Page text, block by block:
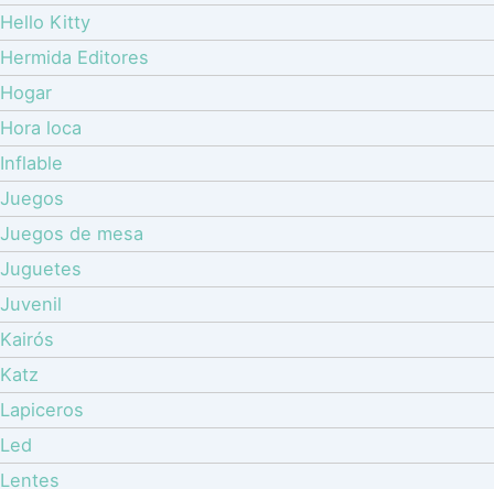
Hello Kitty
Hermida Editores
Hogar
Hora loca
Inflable
Juegos
Juegos de mesa
Juguetes
Juvenil
Kairós
Katz
Lapiceros
Led
Lentes